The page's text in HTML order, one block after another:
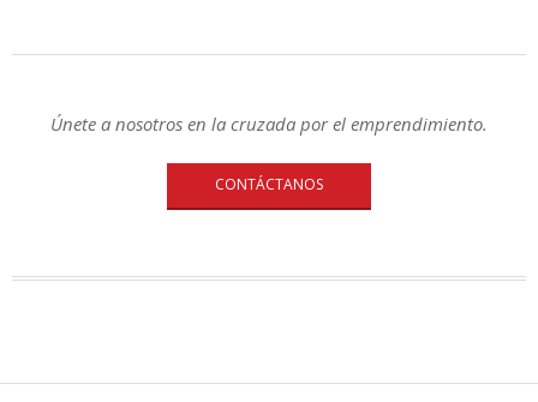
Únete a nosotros en la cruzada por el emprendimiento.
CONTÁCTANOS